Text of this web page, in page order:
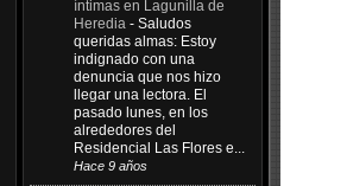
íntimas en Lagunilla de
Heredia - Saludos
queridas almas: Estoy
indignado con una
denuncia que nos hizo
llegar una lectora. El
pasado lunes, en los
alrededores del
Residencial Las Flores e...
Hace 9 años